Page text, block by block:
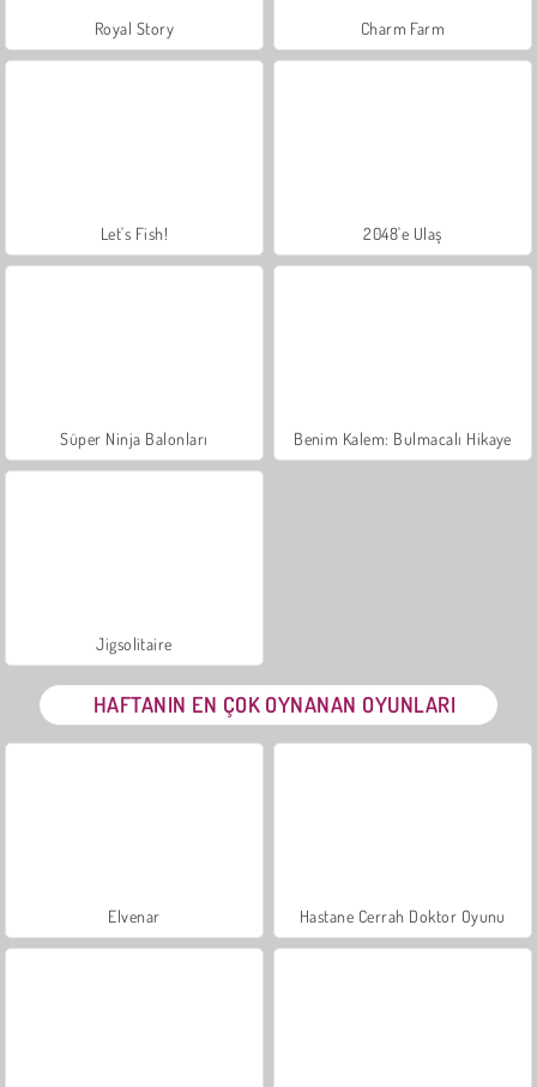
Royal Story Charm Farm
Let's Fish! 2048'e Ulaş
Süper Ninja Balonları Benim Kalem: Bulmacalı Hikaye
Jigsolitaire
HAFTANIN EN ÇOK OYNANAN OYUNLARI
Elvenar Hastane Cerrah Doktor Oyunu